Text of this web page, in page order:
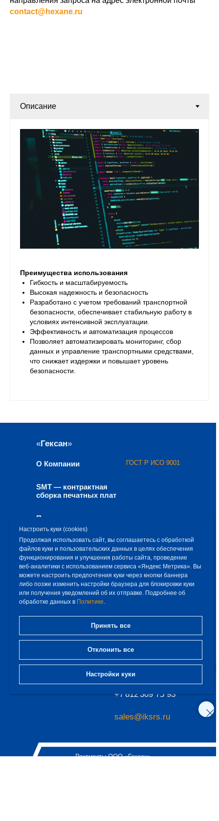
contact@hexane.ru
Преимущества использования
Гибкость и масштабируемость
Высокая надежность и безопасность
Разработано с учетом требований транспортной
безопасности, обеспечивает стабильную работу в
условиях интенсивной эксплуатации.
Эффективность и автоматизация процессов
Позволяет автоматизировать мониторинг, сбор
данных и управление транспортными средствами,
что снижает издержки и повышает уровень
безопасности.
Настроить куки (cookies)
Продолжая использовать сайт, вы соглашаетесь с обработкой
файлов куки и пользовательских данных в целях обеспечения
функционирования и улучшения работы сайта, проведение
веб‑аналитики с использованием сервиса «Яндекс Метрика». Вы
можете настроить предпочтения куки через кнопки баннера
либо позже изменить настройки браузера для блокировки куки
или получения уведомлений об их отправке. Подробнее об
обработке данных в Политике
Принять все
Отклонить все
Настройки куки
«Гексан»
Решения
Продукция
SMT — контрактная
сборка печатных плат
О Компании ГОСТ Р ИСО 9001
ООО «Гексан» — ООО «Снабремсервис»
sales@iksrs.ru
+7 812 309 75 93
Контакты +7 812 309 92 54
contact@hexane.ru
направления
– Алексей Баев
a.baev@hexane.ru
По вопросам SMT: +7 911 280 42 16
Реквизиты ООО «Гексан»